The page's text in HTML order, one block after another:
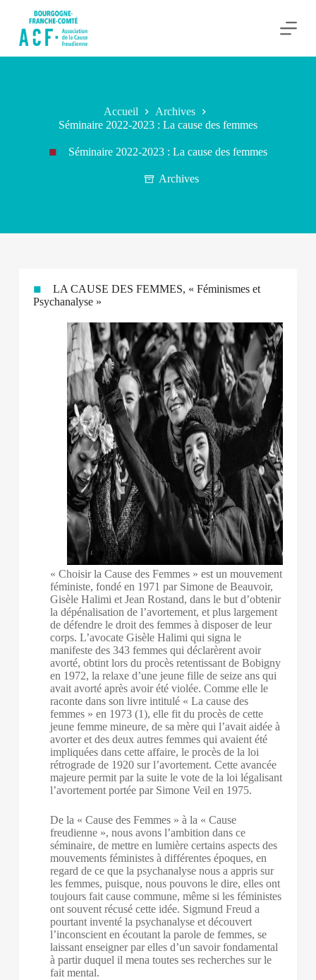
Accueil
Archives
Séminaire 2022-2023 : La cause des femmes
Séminaire 2022-2023 : La cause des femmes
Archives
LA CAUSE DES FEMMES, « Féminismes et
Psychanalyse »
« Choisir la Cause des Femmes » est un mouvement
féministe, fondé en 1971 par Simone de Beauvoir,
Gisèle Halimi et Jean Rostand, dans le but d’obtenir
la dépénalisation de l’avortement, et plus largement
de défendre le droit des femmes à disposer de leur
corps. L’avocate Gisèle Halimi qui signa le
manifeste des 343 femmes qui déclarèrent avoir
avorté, obtint lors du procès retentissant de Bobigny
en 1972, la relaxe d’une jeune fille de seize ans qui
avait avorté après avoir été violée. Comme elle le
raconte dans son livre intitulé « La cause des
femmes » en 1973 (1), elle fit du procès de cette
jeune femme mineure, de sa mère qui l’avait aidée à
avorter et des deux autres femmes qui avaient été
impliquées dans cette affaire, le procès de la loi
rétrograde de 1920 sur l’avortement. Cette avancée
majeure permit par la suite le vote de la loi légalisant
l’avortement portée par Simone Veil en 1975.
De la « Cause des Femmes » à la « Cause
freudienne », nous avons l’ambition dans ce
séminaire, de mettre en lumière certains aspects des
mouvements féministes à différentes époques, en
regard de ce que la psychanalyse nous a appris sur
les femmes, puisque, nous pouvons le dire, elles ont
toujours fait cause commune, même si les féministes
ont souvent récusé cette idée. Sigmund Freud a
pourtant inventé la psychanalyse et découvert
l’inconscient en écoutant la parole de femmes, se
laissant enseigner par elles d’un savoir fondamental
à partir duquel il mena toutes ses recherches sur le
fait mental.